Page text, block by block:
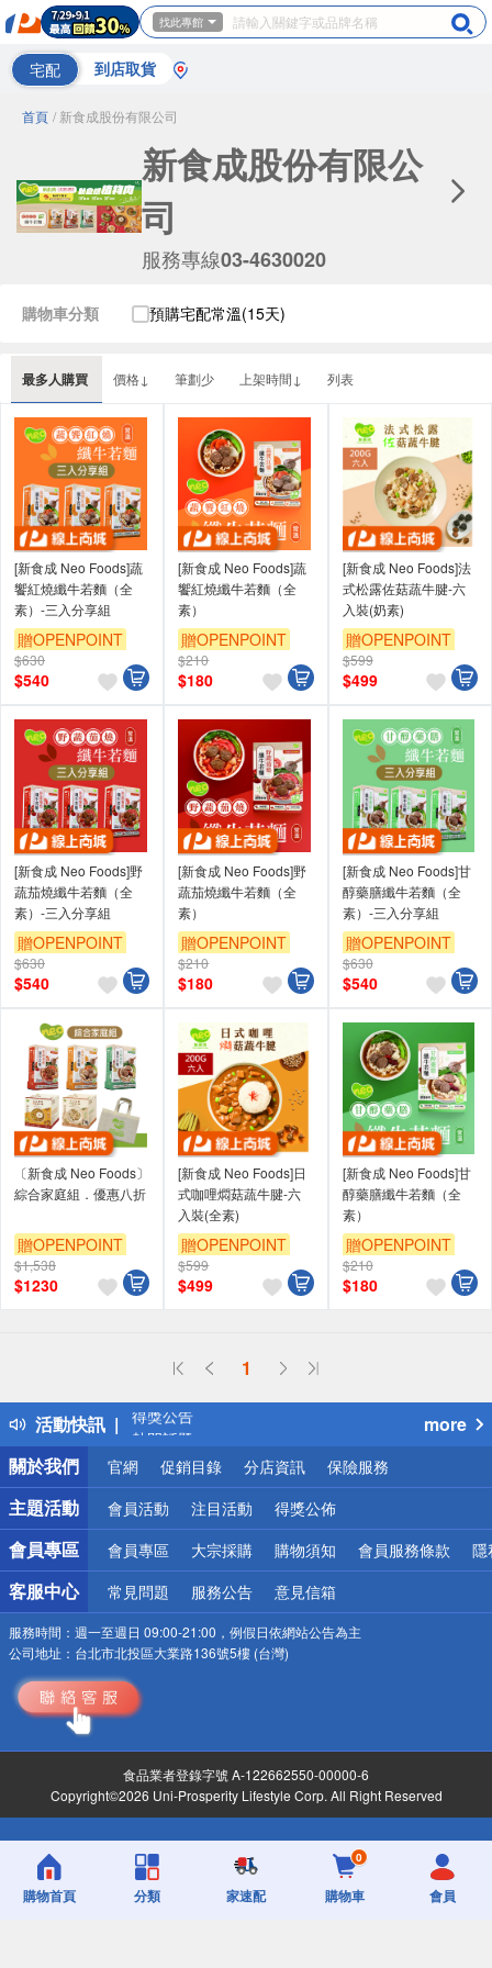
找此專館
宅配 到店取貨
首頁 / 新食成股份有限公司
新食成股份有限公
司
服務專線03-4630020
最多人購買 價格↓ 筆劃少 上架時間↓ 列表
購物車分類 預購宅配常溫(15天)
[新食成 Neo Foods]蔬
饗紅燒纖牛若麵（全
素）-三入分享組
贈OPENPOINT
$630
$540
[新食成 Neo Foods]蔬
饗紅燒纖牛若麵（全
素）
贈OPENPOINT
$210
$180
[新食成 Neo Foods]法
式松露佐菇蔬牛腱-六
入裝(奶素)
贈OPENPOINT
$599
$499
[新食成 Neo Foods]野
蔬茄燒纖牛若麵（全
素）-三入分享組
贈OPENPOINT
$630
$540
[新食成 Neo Foods]野
蔬茄燒纖牛若麵（全
素）
贈OPENPOINT
$210
$180
[新食成 Neo Foods]甘
醇藥膳纖牛若麵（全
素）-三入分享組
贈OPENPOINT
$630
$540
〔新食成 Neo Foods〕
綜合家庭組．優惠八折
贈OPENPOINT
$1,538
$1230
[新食成 Neo Foods]日
式咖哩燜菇蔬牛腱-六
入裝(全素)
贈OPENPOINT
$599
$499
[新食成 Neo Foods]甘
醇藥膳纖牛若麵（全
素）
贈OPENPOINT
$210
$180
1
活動快訊
詐騙網頁！請小心！
得獎公告
熱門話題
銀行優惠
偏遠地區配送
詐騙網頁！請小心！
more
關於我們
官網 促銷目錄 分店資訊 保險服務
主題活動 會員活動 注目活動 得獎公佈
會員專區 會員專區 大宗採購 購物須知 會員服務條款 隱
客服中心 常見問題 服務公告 意見信箱
服務時間： 週一至週日 09:00-21:00，例假日依網站公告為主
公司地址： 台北市北投區大業路136號5樓 (台灣)
食品業者登錄字號 A-122662550-00000-6
Copyright©2026 Uni-Prosperity Lifestyle Corp. All Right Reserved
購物首頁 分類 家速配
0
購物車 會員